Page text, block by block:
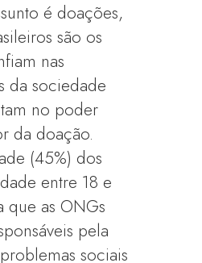
é doações,
são os
nas
da sociedade
no poder
da doação.
(45%) dos
entre 18 e
que as ONGs
pela
sociais